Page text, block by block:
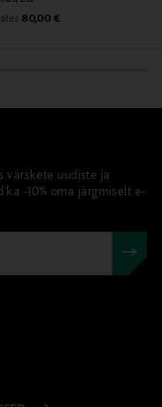
näomask
Original Price
80,00 €
värskete uudiste ja
-10% oma järgmiselt e-